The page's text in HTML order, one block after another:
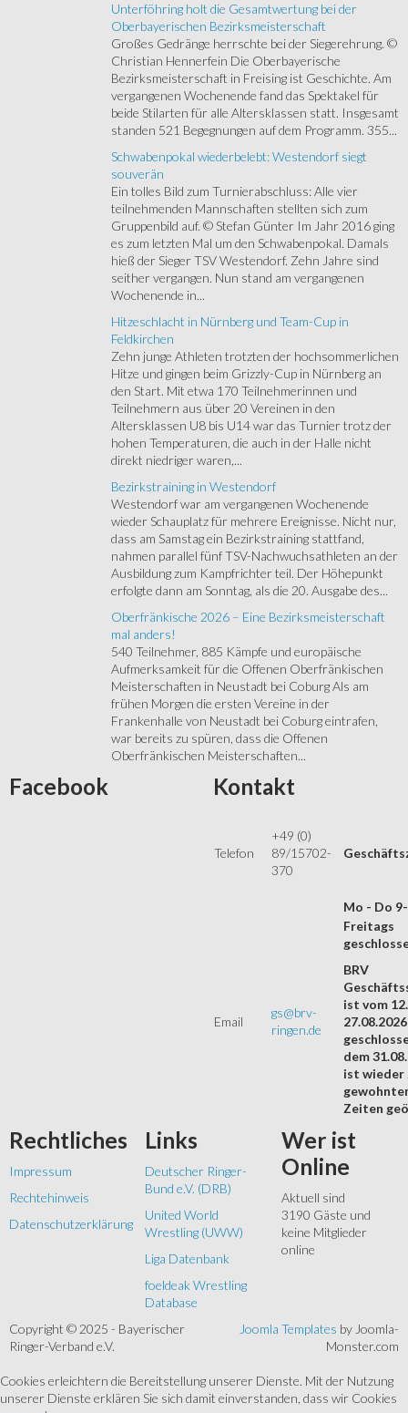
Unterföhring holt die Gesamtwertung bei der
Oberbayerischen Bezirksmeisterschaft
Großes Gedränge herrschte bei der Siegerehrung. ©
Christian Hennerfein Die Oberbayerische
Bezirksmeisterschaft in Freising ist Geschichte. Am
vergangenen Wochenende fand das Spektakel für
beide Stilarten für alle Altersklassen statt. Insgesamt
standen 521 Begegnungen auf dem Programm. 355...
Schwabenpokal wiederbelebt: Westendorf siegt
souverän
Ein tolles Bild zum Turnierabschluss: Alle vier
teilnehmenden Mannschaften stellten sich zum
Gruppenbild auf. © Stefan Günter Im Jahr 2016 ging
es zum letzten Mal um den Schwabenpokal. Damals
hieß der Sieger TSV Westendorf. Zehn Jahre sind
seither vergangen. Nun stand am vergangenen
Wochenende in...
Hitzeschlacht in Nürnberg und Team-Cup in
Feldkirchen
Zehn junge Athleten trotzten der hochsommerlichen
Hitze und gingen beim Grizzly-Cup in Nürnberg an
den Start. Mit etwa 170 Teilnehmerinnen und
Teilnehmern aus über 20 Vereinen in den
Altersklassen U8 bis U14 war das Turnier trotz der
hohen Temperaturen, die auch in der Halle nicht
direkt niedriger waren,...
Bezirkstraining in Westendorf
Westendorf war am vergangenen Wochenende
wieder Schauplatz für mehrere Ereignisse. Nicht nur,
dass am Samstag ein Bezirkstraining stattfand,
nahmen parallel fünf TSV-Nachwuchsathleten an der
Ausbildung zum Kampfrichter teil. Der Höhepunkt
erfolgte dann am Sonntag, als die 20. Ausgabe des...
Oberfränkische 2026 – Eine Bezirksmeisterschaft
mal anders!
540 Teilnehmer, 885 Kämpfe und europäische
Aufmerksamkeit für die Offenen Oberfränkischen
Meisterschaften in Neustadt bei Coburg Als am
frühen Morgen die ersten Vereine in der
Frankenhalle von Neustadt bei Coburg eintrafen,
war bereits zu spüren, dass die Offenen
Oberfränkischen Meisterschaften...
Facebook Kontakt
Telefon
+49 (0)
89/15702-
370
Mo - Do
Email
gs@brv-
ringen.de
Freitags
BRV
ist vom
27.08.2026
dem
ist wieder
Zeiten
Rechtliches
Impressum
Rechtehinweis
Datenschutzerklärung
Links
Deutscher Ringer-
Bund e.V. (DRB)
United World
Wrestling (UWW)
Liga Datenbank
foeldeak Wrestling
Database
Wer ist
Online
Aktuell sind
3190 Gäste und
keine Mitglieder
online
Copyright © 2025 - Bayerischer
Ringer-Verband e.V.
Joomla Templates by Joomla-
Monster.com
Cookies erleichtern die Bereitstellung unserer Dienste. Mit der Nutzung
unserer Dienste erklären Sie sich damit einverstanden, dass wir Cookies